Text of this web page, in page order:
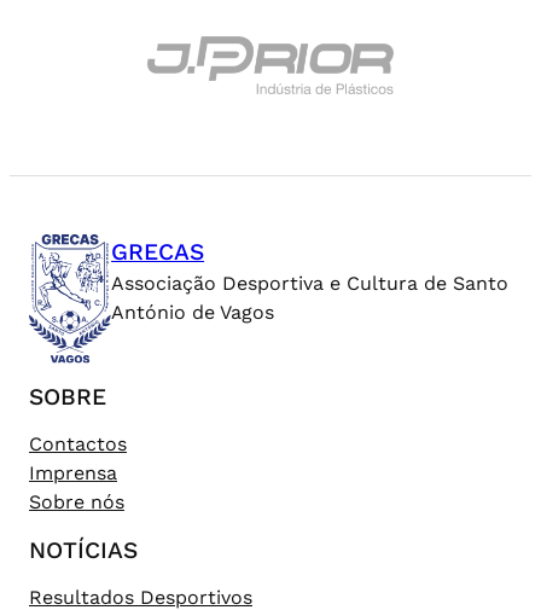
GRECAS
Associação Desportiva e Cultura de Santo
António de Vagos
SOBRE
Contactos
Imprensa
Sobre nós
NOTÍCIAS
Resultados Desportivos